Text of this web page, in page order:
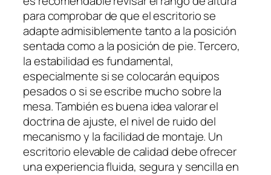
para comprobar de que el escritorio se
adapte admisiblemente tanto a la posición
sentada como a la posición de pie. Tercero,
la estabilidad es fundamental,
especialmente si se colocarán equipos
pesados o si se escribe mucho sobre la
mesa. También es buena idea valorar el
doctrina de ajuste, el nivel de ruido del
mecanismo y la facilidad de montaje. Un
escritorio elevable de calidad debe ofrecer
una experiencia fluida, segura y sencilla en